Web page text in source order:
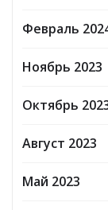
Февраль
Ноябрь 2023
Октябрь
Август 2023
Май 2023